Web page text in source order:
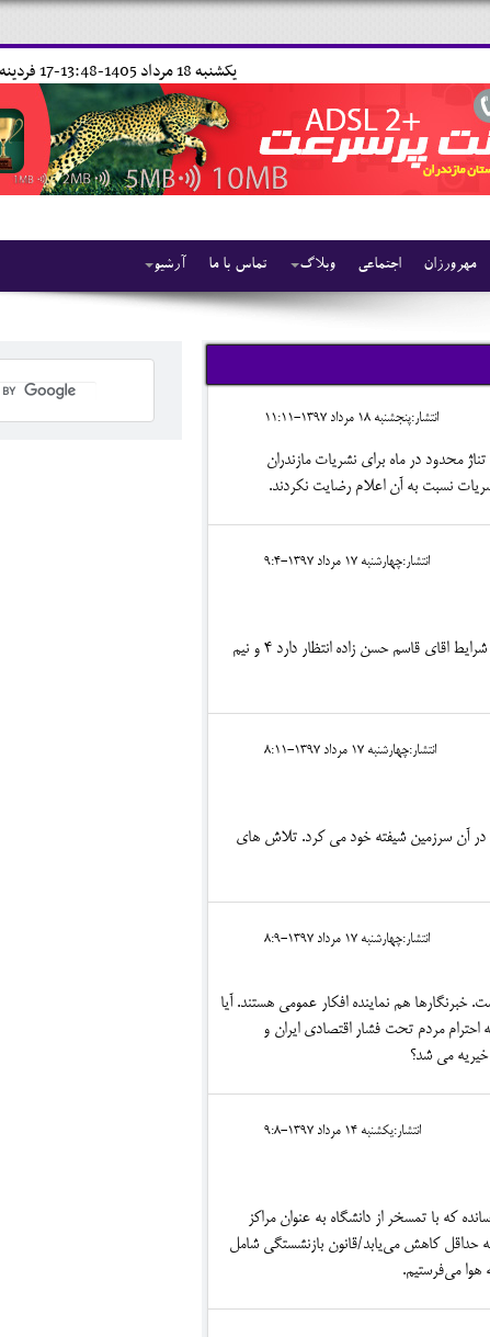
17 فردينه ماه 1538 تبری يکشنبه 18 مرداد 1405-13:48-
آرشیو تماس با ما وبلاگ اجتماعی مهرورزان
انتشار:پنجشنبه 18 مرداد 1397-11:11
محدود در ماه برای نشریات مازندران
انتشار:چهارشنبه 17 مرداد 1397-9:4
شهرداری بابل دست انداز زیاد دارد. همه چیز که فوتبال نیست. حالا در این شرایط اقای قاسم حسن زاده انتظار دارد 4 و نیم
انتشار:چهارشنبه 17 مرداد 1397-8:11
در آن سرزمین شیفته خود می کرد. تلاش های
انتشار:چهارشنبه 17 مرداد 1397-8:9
هم نماینده افکار عمومی هستند. آیا
احترام مردم تحت فشار اقتصادی ایران و
می شد؟
انتشار:يکشنبه 14 مرداد 1397-9:8
که با تمسخر از دانشگاه به عنوان مراکز
حداقل کاهش می‌یابد/قانون بازنشستگی شامل
می‌فرستیم.